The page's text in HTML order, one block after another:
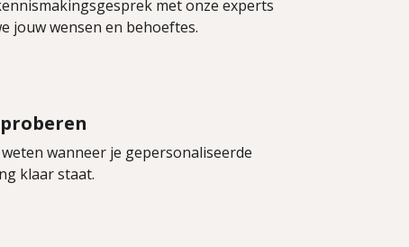
met onze experts
jouw wensen en behoeftes.
wanneer je gepersonaliseerde
klaar staat.